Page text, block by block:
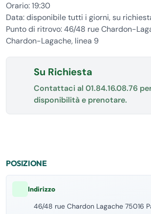
Orario: 19:30
Data: disponibile tutti i giorni, su
Punto di ritrovo: 46/48 rue Chardon-
Chardon-Lagache, linea 9
Su Richiesta
Contattaci al 01.84.16.08.76
disponibilità e prenotare.
POSIZIONE
Indirizzo
46/48 rue Chardon Lagache 75016